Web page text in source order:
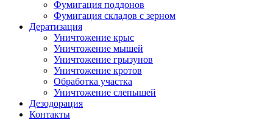
Фумигация поддонов
Фумигация складов с зерном
Дератизация
Уничтожение крыс
Уничтожение мышей
Уничтожение грызунов
Уничтожение кротов
Обработка участка
Уничтожение слепышей
Дезодорация
Контакты